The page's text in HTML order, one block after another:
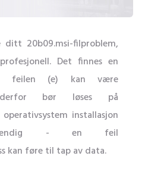
20b09.msi-filproblem,
Det finnes en
feilen (e) kan være
bør løses på
installasjon
- en feil
kan føre til tap av data.